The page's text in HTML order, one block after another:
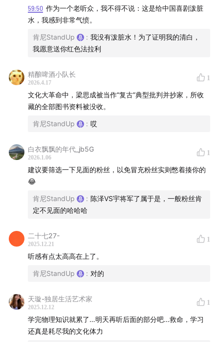
Babycheifdoit - The Viper
Eem Triplin - Awkward Freestyle
Tyler, The Creator - Awkward
Ian - Magic Johnson
Playboi Carti - Rockstart Made
1900Rugrat - One Take Freestyle
Rocko, Rick Ross, Future - U.O.E.N.O
The Clash - London Calling
Samara Cyn - Sinner
Joey Valence & Brae - THE BADDEST
Lazer Dim 700 - Laced Max
YTB FATT- Get Back
59:50 作为一个老听众，我不得不说：这是给中国喜剧泼脏
水，我感到非常气愤。
肯尼StandUp : 我没有泼脏水！为了证明我的清白，
我愿意送你红色法拉利
精酿啤酒小队长
2026.4.17
1
文化大革命中，梁思成被当作“复古”典型批判并抄家，所收
藏的全部图书资料被没收。
肯尼StandUp : 哎
白衣飘飘的年代_jb5G
2026.1.06
1
建议要筛选一下见面的粉丝，以免冒充粉丝实则憋着揍你的
😂
肯尼StandUp : 陈泽VS宇将军了属于是，一般粉丝肯
定不见面的哈哈哈
二十七27-
2025.12.21
1
听感有点太高高在上了。
肯尼StandUp : 对的
天璇-独居生活艺术家
2025.12.12
1
学完物理知识就累了…明天再听后面的部分吧…救命，学习
还真是耗尽我的文化体力